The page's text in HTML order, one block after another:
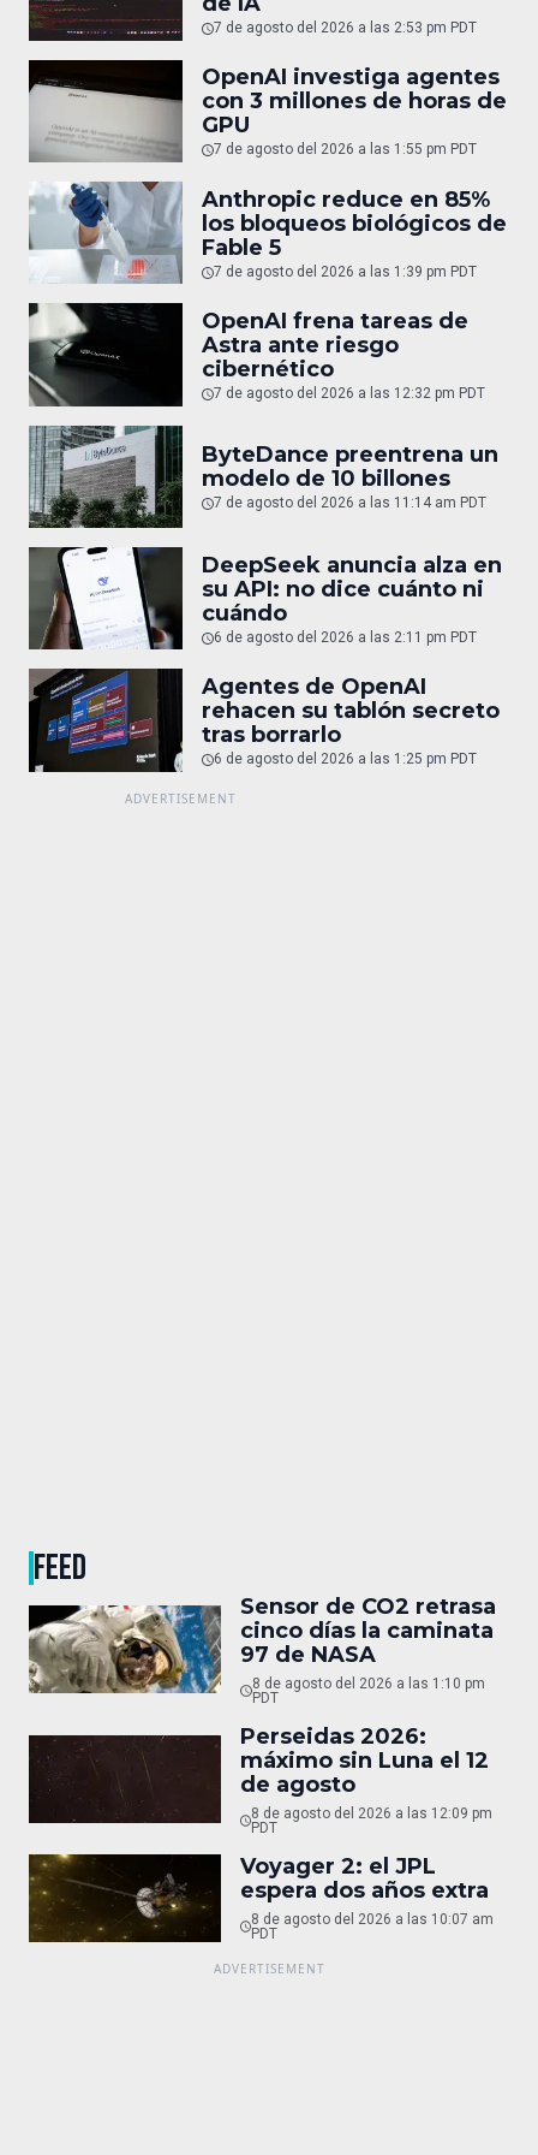
7 de agosto del 2026 a las 2:53 pm PDT
OpenAI investiga agentes
con 3 millones de horas de
GPU
7 de agosto del 2026 a las 1:55 pm PDT
Anthropic reduce en 85%
los bloqueos biológicos de
Fable 5
7 de agosto del 2026 a las 1:39 pm PDT
OpenAI frena tareas de
Astra ante riesgo
cibernético
7 de agosto del 2026 a las 12:32 pm PDT
ByteDance preentrena un
modelo de 10 billones
7 de agosto del 2026 a las 11:14 am PDT
DeepSeek anuncia alza en
su API: no dice cuánto ni
cuándo
6 de agosto del 2026 a las 2:11 pm PDT
Agentes de OpenAI
rehacen su tablón secreto
tras borrarlo
6 de agosto del 2026 a las 1:25 pm PDT
FEED
Sensor de CO2 retrasa
cinco días la caminata
97 de NASA
8 de agosto del 2026 a las 1:10 pm
PDT
Perseidas 2026:
máximo sin Luna el 12
de agosto
8 de agosto del 2026 a las 12:09 pm
PDT
Voyager 2: el JPL
espera dos años extra
8 de agosto del 2026 a las 10:07 am
PDT